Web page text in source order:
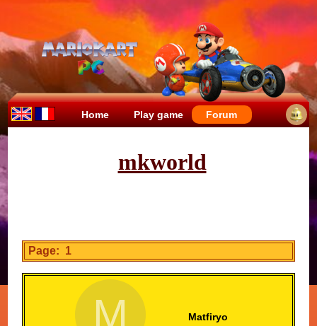
Home Play game Forum
mkworld
Page: 1
Matfiryo
M